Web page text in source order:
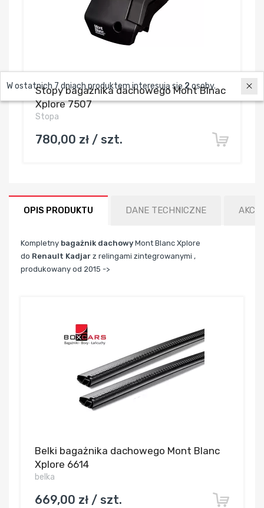
Stopy bagażnika dachowego Mont Blnac
Xplore 7507
Stopa
780,00 zł / szt.
OPIS PRODUKTU DANE TECHNICZNE
Kompletny bagażnik dachowy Mont Blanc Xplore
do Renault Kadjar z relingami zintegrowanymi ,
produkowany od 2015 ->
Belki bagażnika dachowego Mont Blanc
Xplore 6614
belka
669,00 zł / szt.
W ostatnich 7 dniach produktem interesują się 2 osoby.